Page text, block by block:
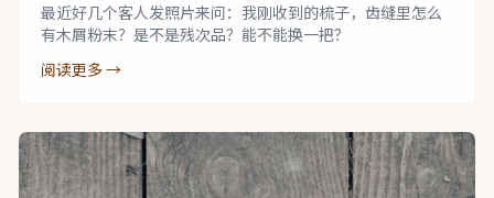
最近好几个客人发照片来问：我刚收到的梳子，齿缝里怎么
有木屑粉末？是不是残次品？能不能换一把？
阅读更多 →